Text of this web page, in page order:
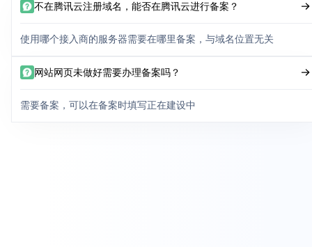
不在腾讯云注册域名，能否在腾讯云进行备案？
使用哪个接入商的服务器需要在哪里备案，与域名位置无关
网站网页未做好需要办理备案吗？
需要备案，可以在备案时填写正在建设中